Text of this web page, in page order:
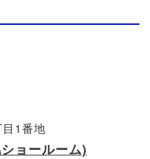
1番地
ョールーム)